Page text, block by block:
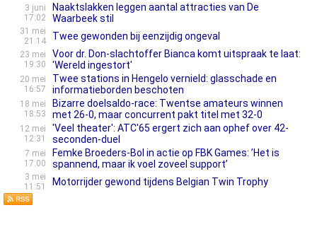
3 juni
17:02
Naaktslakken leggen aantal attracties van De
Waarbeek stil
31 mei
21:14
Twee gewonden bij eenzijdig ongeval
23 mei
19:30
Voor dr. Don-slachtoffer Bianca komt uitspraak te laat:
'Wereld ingestort'
20 mei
16:57
Twee stations in Hengelo vernield: glasschade en
informatieborden beschoten
18 mei
18:53
Bizarre doelsaldo-race: Twentse amateurs winnen
met 26-0, maar concurrent pakt titel met 32-0
12 mei
12:31
'Veel theater': ATC'65 ergert zich aan ophef over 42-
seconden-duel
7 mei
17:00
Femke Broeders-Bol in actie op FBK Games: ’Het is
spannend, maar ik voel zoveel support’
3 mei
11:51
Motorrijder gewond tijdens Belgian Twin Trophy